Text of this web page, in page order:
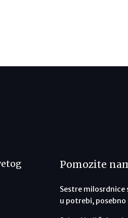
Pomozite
Sestre milosrdnice
u potrebi, posebno